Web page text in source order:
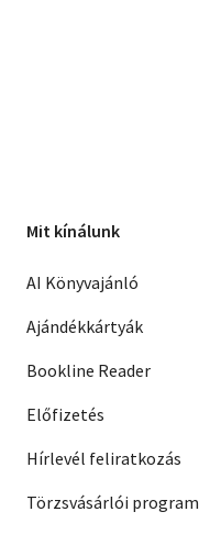
Mit kínálunk
AI Könyvajánló
Ajándékkártyák
Bookline Reader
Előfizetés
Hírlevél feliratkozás
Törzsvásárlói program